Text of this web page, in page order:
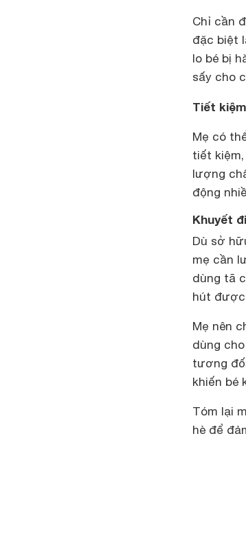
Chỉ cần
đặc biệt
lo bé bị
sấy cho
Tiết
Mẹ có
tiết
lượng
động
Khuyết
Dù sở
mẹ cần
dùng tã
hút
Mẹ nên
dùng
tương
khiến bé
Tóm lại
hè để